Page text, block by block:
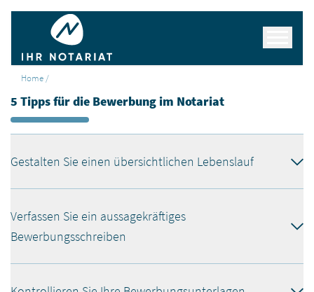
Home /
5 Tipps für die Bewerbung im Notariat
Gestalten Sie einen übersichtlichen Lebenslauf
Verfassen Sie ein aussagekräftiges
Bewerbungsschreiben